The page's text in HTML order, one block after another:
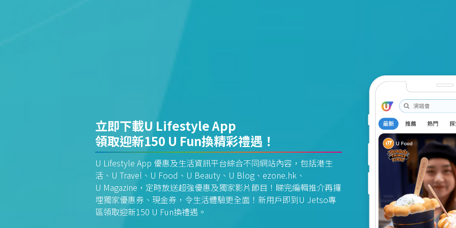
立即下載U Lifestyle App
領取迎新150 U Fun換精彩禮遇！
U Lifestyle App 優惠及生活資訊平台綜合不同網站內容，包括港生
活、U Travel、U Food、U Beauty、U Blog、ezone.hk、
U Magazine，定時放送超強優惠及獨家影片節目！睇完編輯推介再攞
埋獨家優惠券、現金券，令生活體驗更全面！新用戶即到U Jetso專
區領取迎新150 U Fun換禮遇。